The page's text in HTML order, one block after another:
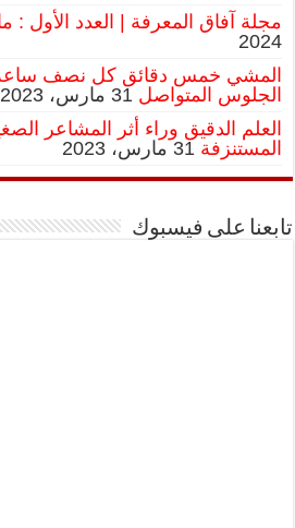
مجلة آفاق المعرفة | العدد الأول : مايو
2024
المشي خمس دقائق كل نصف
الجلوس المتواصل 31 مارس، 2023
العلم الدقيق وراء أثر المشاعر
المستنزفة 31 مارس، 2023
تابعنا على فيسبوك